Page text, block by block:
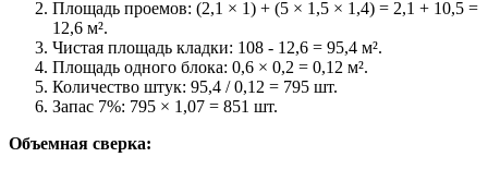
Площадь проемов: (2,1 × 1) + (5 × 1,5 × 1,4) = 2,1 + 10,5 =
12,6 м².
Чистая площадь кладки: 108 - 12,6 = 95,4 м².
Площадь одного блока: 0,6 × 0,2 = 0,12 м².
Количество штук: 95,4 / 0,12 = 795 шт.
Запас 7%: 795 × 1,07 = 851 шт.
Объемная сверка: